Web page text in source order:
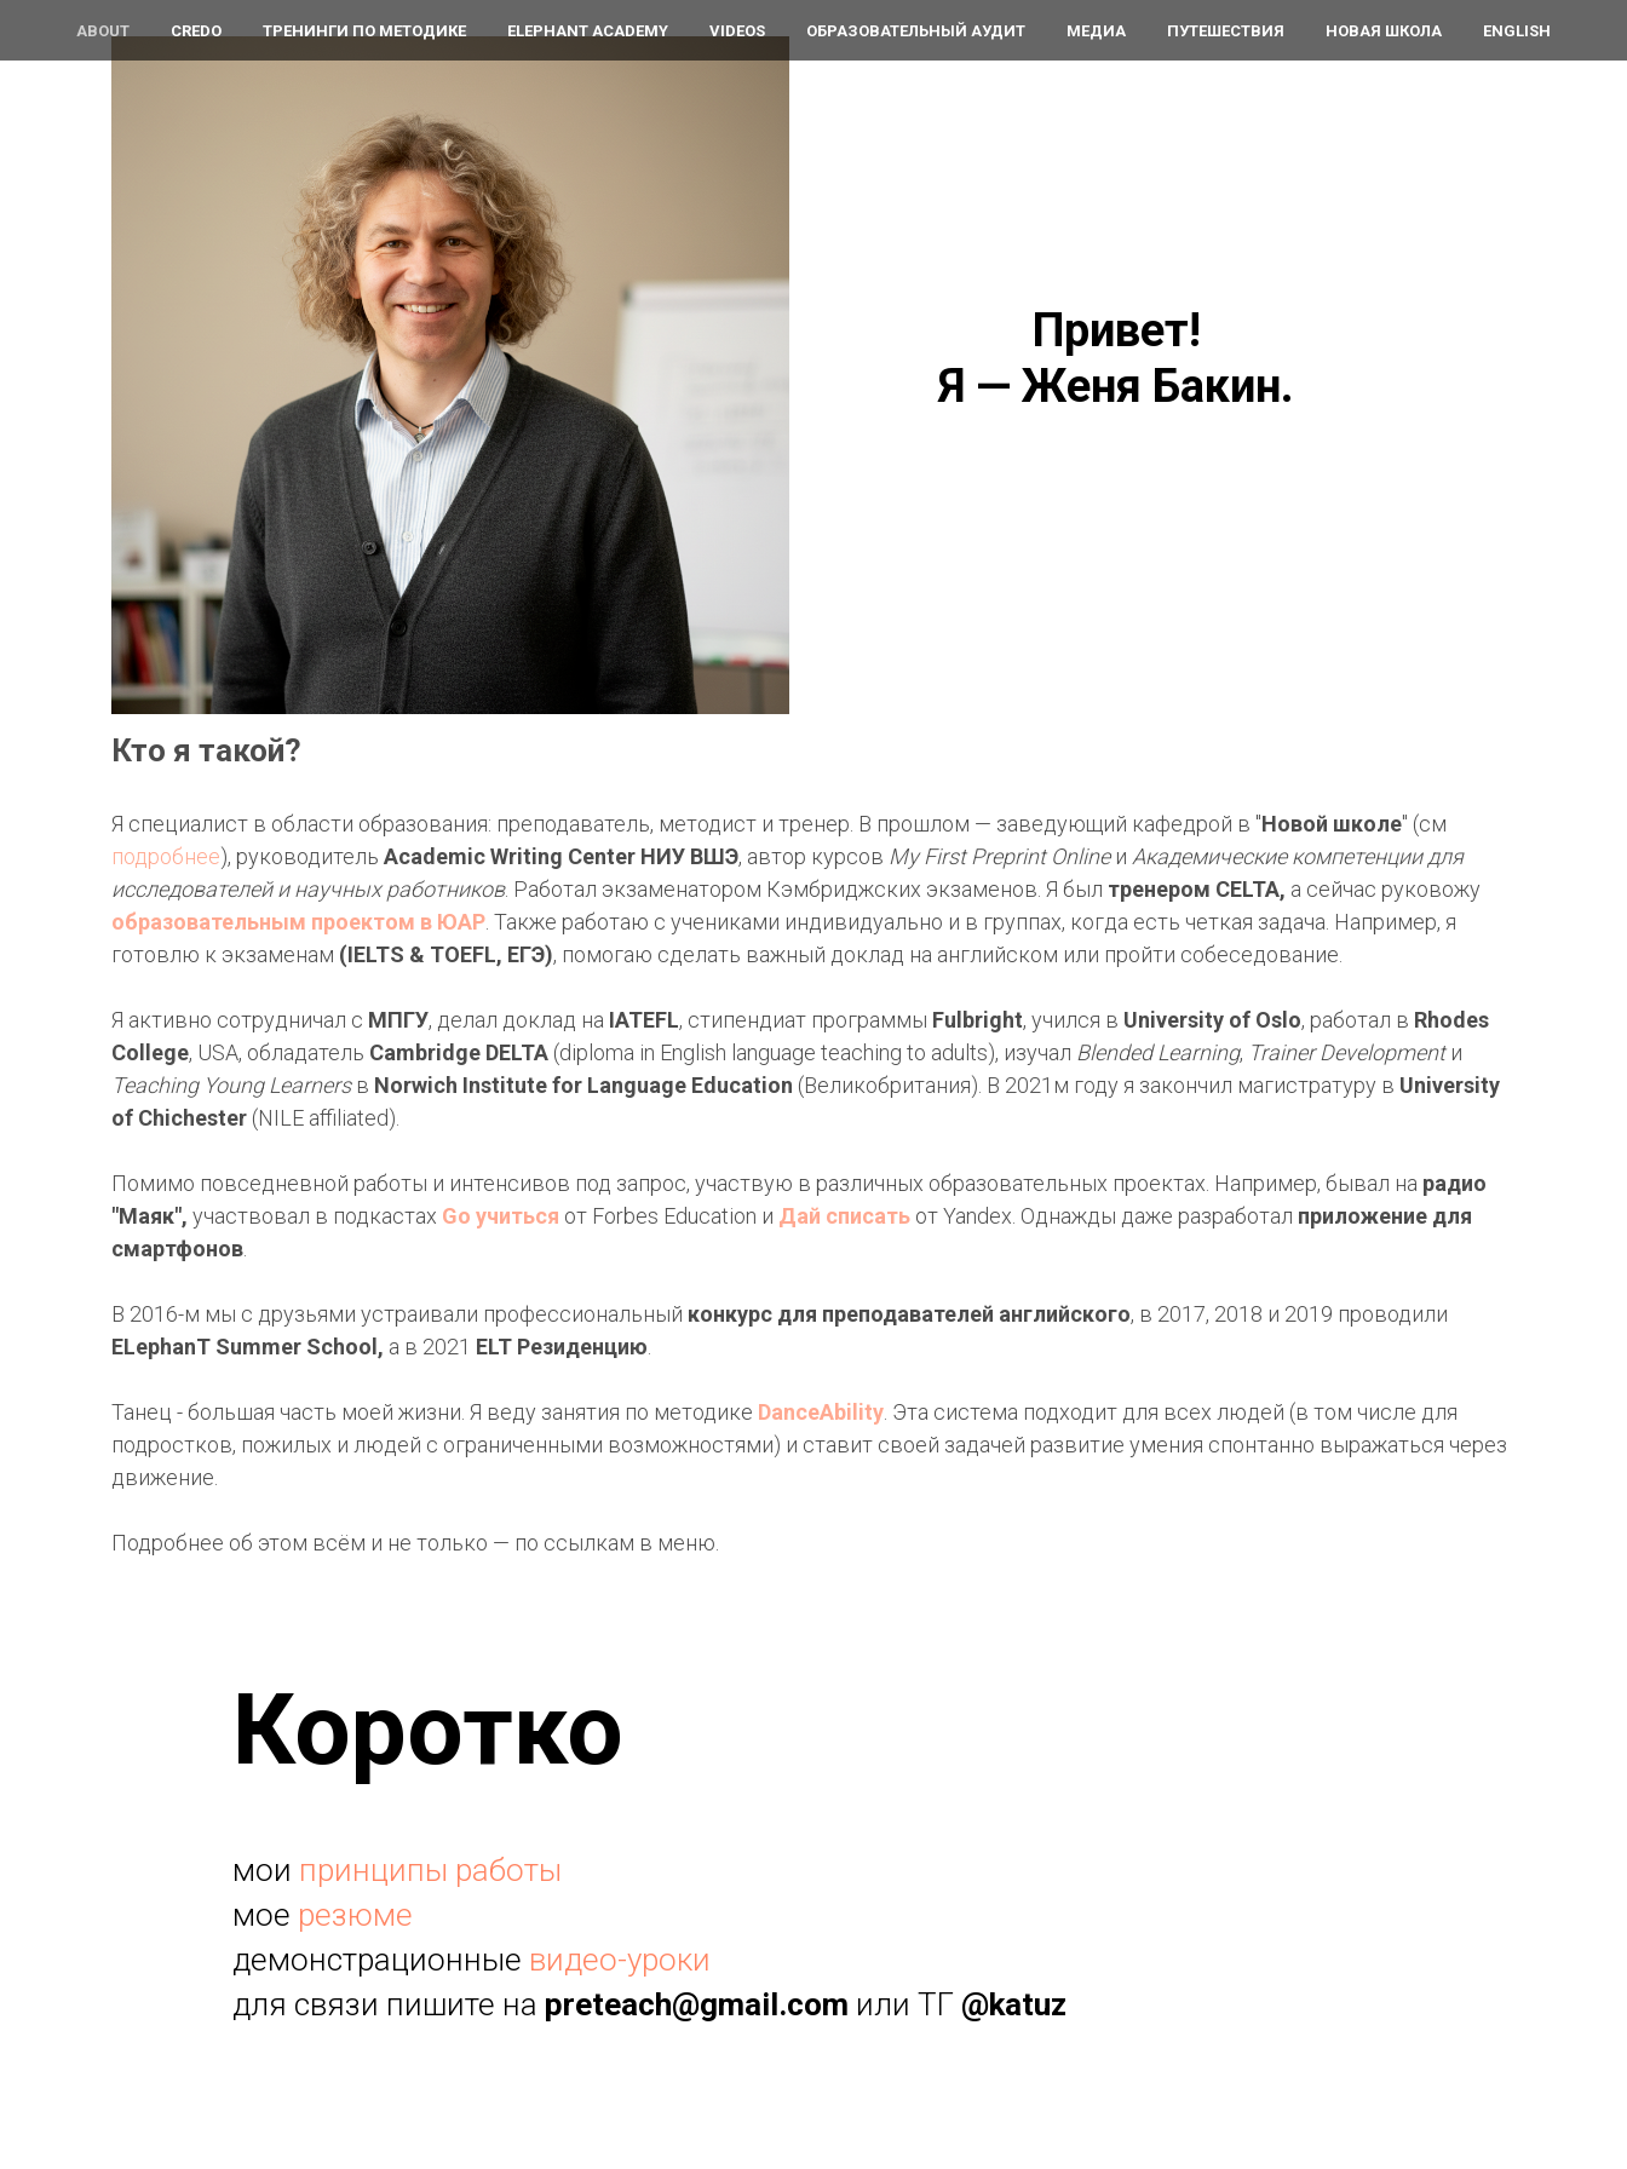
ABOUT CREDO ТРЕНИНГИ ПО МЕТОДИКЕ ELEPHANT ACADEMY VIDEOS ОБРАЗОВАТЕЛЬНЫЙ АУДИТ МЕДИА ПУТЕШЕСТВИЯ НОВАЯ ШКОЛА ENGLISH
Привет!
Я — Женя Бакин.
Кто я такой?
Я специалист в области образования: преподаватель, методист и тренер. В прошлом — заведующий кафедрой в "Новой школе" (см
подробнее), руководитель Academic Writing Center НИУ ВШЭ, автор курсов My First Preprint Onlineи Академические компетенции для
исследователей и научных работников. Работал экзаменатором Кэмбриджских экзаменов. Я был тренером CELTA, а сейчас руковожу
образовательным проектом в ЮАР . Также работаю с учениками индивидуально и в группах, когда есть четкая задача. Например, я
готовлю к экзаменам (IELTS & TOEFL, ЕГЭ), помогаю сделать важный доклад на английском или пройти собеседование.
Я активно сотрудничал с МПГУ, делал доклад на IATEFL, стипендиат программы Fulbright, учился в University of Oslo, работал в Rhodes
College, USA, обладатель Cambridge DELTA (diploma in English language teaching to adults), изучал Blended Learning, Trainer Developmentи
Teaching Young Learnersв Norwich Institute for Language Education (Великобритания). В 2021м году я закончил магистратуру в University
of Chichester (NILE affiliated).
Помимо повседневной работы и интенсивов под запрос, участвую в различных образовательных проектах. Например, бывал на радио
"Маяк", участвовал в подкастах Go учиться от Forbes Education и Дай списать от Yandex. Однажды даже разработал приложение для
смартфонов
В 2016-м мы с друзьями устраивали профессиональный конкурс для преподавателей английского, в 2017, 2018 и 2019 проводили
ELephanT Summer School, а в 2021 ELT Резиденцию
Танец - большая часть моей жизни. Я веду занятия по методике DanceAbility . Эта система подходит для всех людей (в том числе для
подростков, пожилых и людей с ограниченными возможностями) и ставит своей задачей развитие умения спонтанно выражаться через
движение.
Подробнее об этом всём и не только — по ссылкам в меню.
Коротко
мои принципы работы
мое резюме
демонстрационные видео-уроки
для связи пишите на preteach@gmail.com или ТГ @katuz